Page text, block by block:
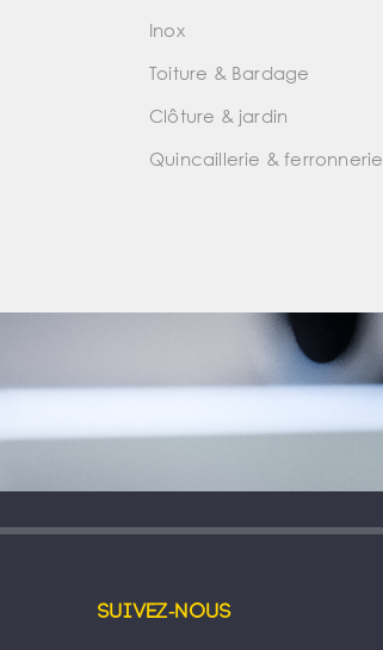
Inox
Toiture & Bardage
Clôture & jardin
Quincaillerie & ferronnerie
Suivez-nous